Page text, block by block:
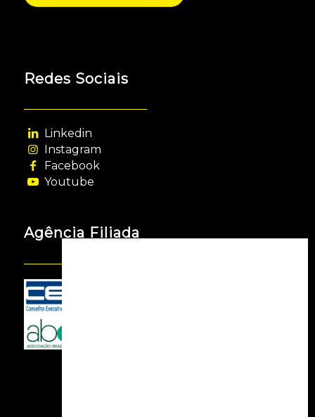
Redes Sociais
Linkedin
Instagram
Facebook
Youtube
Agência Filiada